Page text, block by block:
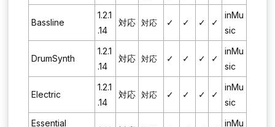
Bassline
1.2.1
.14
対応 対応 ✓ ✓ ✓ ✓
inMu
sic
DrumSynth
1.2.1
.14
対応 対応 ✓ ✓ ✓ ✓
inMu
sic
Electric
1.2.1
.14
対応 対応 ✓ ✓ ✓ ✓
inMu
sic
Essential
inMu